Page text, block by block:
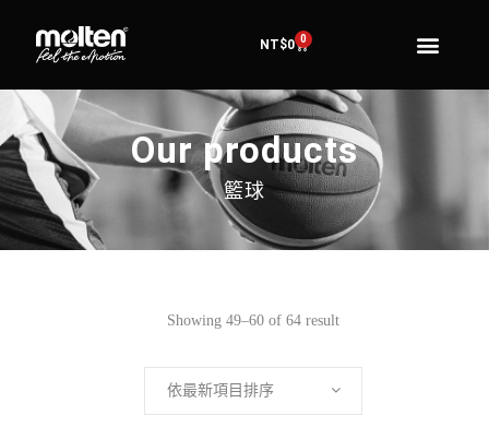
NT$0 0
Our products
籃球
Showing 49–60 of 64 result
依最新項目排序